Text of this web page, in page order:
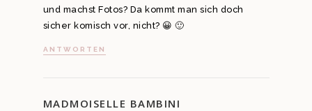
und machst Fotos? Da kommt man sich doch
sicher komisch vor, nicht? 😀 🙂
ANTWORTEN
MADMOISELLE BAMBINI